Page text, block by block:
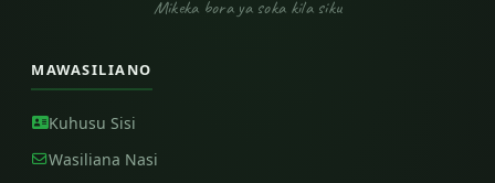
Mikeka bora ya soka kila siku
MAWASILIANO
Kuhusu Sisi
Wasiliana Nasi